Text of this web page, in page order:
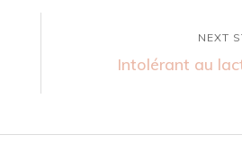
NEXT
Intolérant au